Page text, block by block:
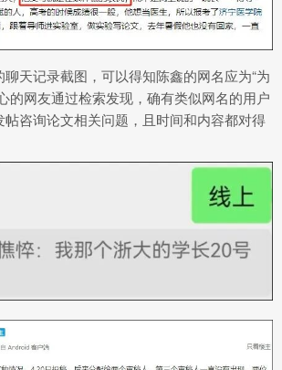
天记录截图，可以得知陈鑫的网名应为“为
的网友通过检索发现，确有类似网名的用户
帖咨询论文相关问题，且时间和内容都对得